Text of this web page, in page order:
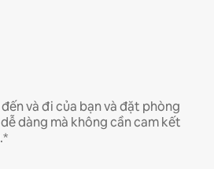
và đi của bạn và đặt phòng
dàng mà không cần cam kết